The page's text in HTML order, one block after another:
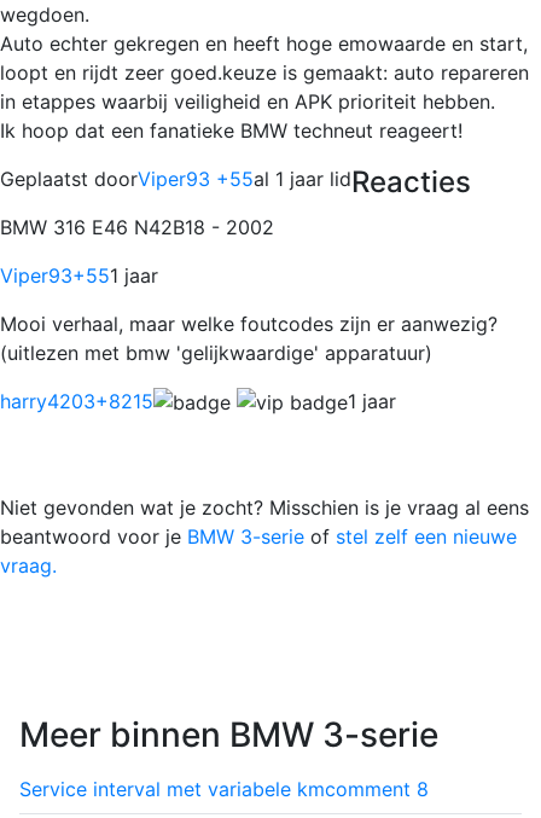
wegdoen.
Auto echter gekregen en heeft hoge emowaarde en start,
loopt en rijdt zeer goed.keuze is gemaakt: auto repareren
in etappes waarbij veiligheid en APK prioriteit hebben.
Ik hoop dat een fanatieke BMW techneut reageert!
Geplaatst doorViper93 +55al 1 jaar lidReacties
BMW 316 E46 N42B18 - 2002
Viper93+551 jaar
Mooi verhaal, maar welke foutcodes zijn er aanwezig?
(uitlezen met bmw 'gelijkwaardige' apparatuur)
harry4203+8215 1 jaar
Niet gevonden wat je zocht? Misschien is je vraag al eens
beantwoord voor je BMW 3-serie of stel zelf een nieuwe
vraag.
Meer binnen BMW 3-serie
Service interval met variabele kmcomment 8